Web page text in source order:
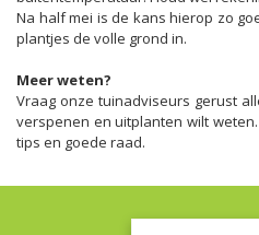
Na half mei is de kans hierop zo
plantjes de volle grond in.
Meer weten?
Vraag onze tuinadviseurs gerust
verspenen en uitplanten wilt
tips en goede raad.